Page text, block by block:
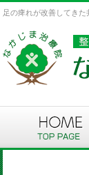
足の痺れが改善してき